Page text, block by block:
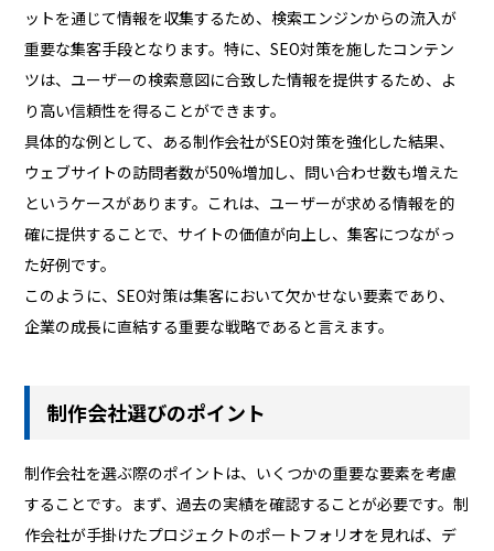
ットを通じて情報を収集するため、検索エンジンからの流入が
重要な集客手段となります。特に、SEO対策を施したコンテン
ツは、ユーザーの検索意図に合致した情報を提供するため、よ
り高い信頼性を得ることができます。
具体的な例として、ある制作会社がSEO対策を強化した結果、
ウェブサイトの訪問者数が50%増加し、問い合わせ数も増えた
というケースがあります。これは、ユーザーが求める情報を的
確に提供することで、サイトの価値が向上し、集客につながっ
た好例です。
このように、SEO対策は集客において欠かせない要素であり、
企業の成長に直結する重要な戦略であると言えます。
制作会社選びのポイント
制作会社を選ぶ際のポイントは、いくつかの重要な要素を考慮
することです。まず、過去の実績を確認することが必要です。制
作会社が手掛けたプロジェクトのポートフォリオを見れば、デ